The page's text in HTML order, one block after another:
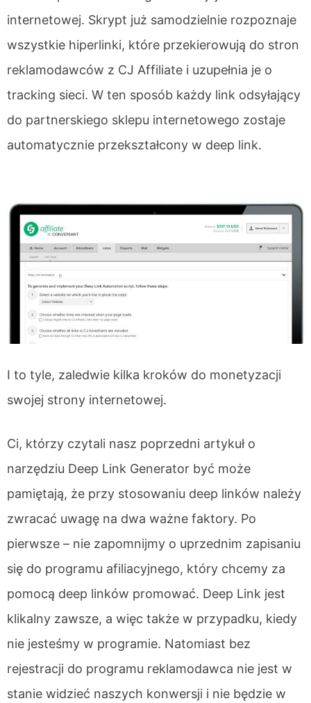
internetowej. Skrypt już samodzielnie rozpoznaje
wszystkie hiperlinki, które przekierowują do stron
reklamodawców z CJ Affiliate i uzupełnia je o
tracking sieci. W ten sposób każdy link odsyłający
do partnerskiego sklepu internetowego zostaje
automatycznie przekształcony w deep link.
I to tyle, zaledwie kilka kroków do monetyzacji
swojej strony internetowej.
Ci, którzy czytali nasz poprzedni artykuł o
narzędziu Deep Link Generator być może
pamiętają, że przy stosowaniu deep linków należy
zwracać uwagę na dwa ważne faktory. Po
pierwsze – nie zapomnijmy o uprzednim zapisaniu
się do programu afiliacyjnego, który chcemy za
pomocą deep linków promować. Deep Link jest
klikalny zawsze, a więc także w przypadku, kiedy
nie jesteśmy w programie. Natomiast bez
rejestracji do programu reklamodawca nie jest w
stanie widzieć naszych konwersji i nie będzie w